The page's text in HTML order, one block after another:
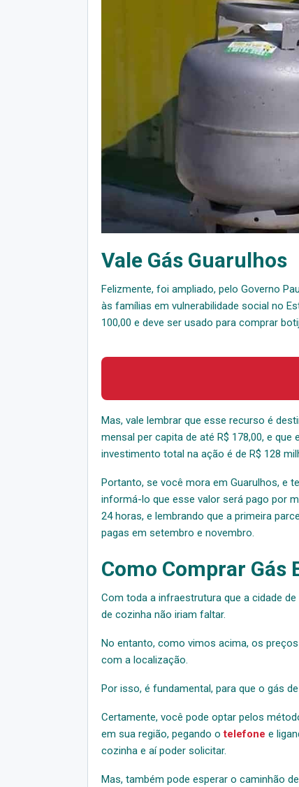
Vale Gás Guarulhos
Felizmente, foi ampliado, pelo Governo
às famílias em vulnerabilidade social no
100,00 e deve ser usado para comprar
Mas, vale lembrar que esse recurso é
mensal per capita de até R$ 178,00, e que
investimento total na ação é de R$ 128
Portanto, se você mora em Guarulhos, e
informá-lo que esse valor será pago por
24 horas, e lembrando que a primeira
pagas em setembro e novembro.
Como Comprar Gás
Com toda a infraestrutura que a cidade
de cozinha não iriam faltar.
No entanto, como vimos acima, os
com a localização.
Por isso, é fundamental, para que o gás
Certamente, você pode optar pelos
em sua região, pegando otelefone e
cozinha e aí poder solicitar.
Mas, também pode esperar o caminhão